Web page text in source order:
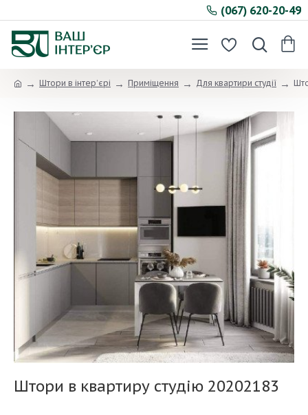
(067) 620-20-49
Штори в інтер’єрі Приміщення Для квартири студії
Штори в квартиру студію 20202183